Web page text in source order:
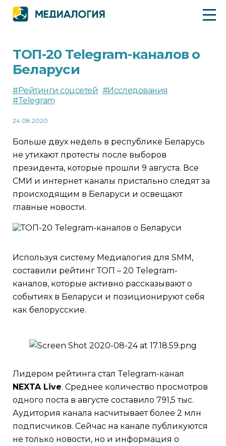
ТОП-20 Telegram-каналов о
Беларуси
#Рейтинги соцсетей #Исследования
#Telegram
24.08.2020
Больше двух недель в республике Беларусь
не утихают протесты после выборов
президента, которые прошли 9 августа. Все
СМИ и интернет каналы пристально следят за
происходящим в Беларуси и освещают
главные новости.
Используя систему Медиалогия для SMM,
составили рейтинг ТОП – 20 Telegram-
каналов, которые активно рассказывают о
событиях в Беларуси и позиционируют себя
как белорусские.
Лидером рейтинга стал Telegram-канал
NEXTA Live. Среднее количество просмотров
одного поста в августе составило 791,5 тыс.
Аудитория канала насчитывает более 2 млн
подписчиков. Сейчас на канале публикуются
не только новости, но и информация о